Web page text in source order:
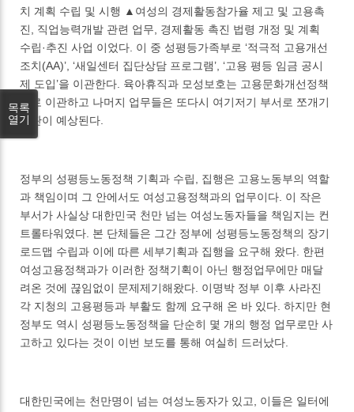
치 계획 수립 및 시행 ▲여성의 경제활동참가율 제고 및 고용촉
진, 직업능력개발 관련 업무, 경제활동 촉진 법령 개정 및 계획
수립·추진 사업 이었다. 이 중 성평등가족부로 ‘적극적 고용개선
조치(AA)’, ‘새일센터 집단상담 프로그램’, ‘고용 평등 임금 공시
제 도입’을 이관한다. 육아휴직과 모성보호는 고용문화개선정책
과로 이관하고 나머지 업무들은 또다시 여기저기 부서로 쪼개기
이관이 예상된다.
정부의 성평등노동정책 기획과 수립, 집행은 고용노동부의 역할
과 책임이며 그 안에서도 여성고용정책과의 업무이다. 이 작은
부서가 사실상 대한민국 천만 넘는 여성노동자들을 책임지는 컨
트롤타워였다. 본 단체들은 그간 정부에 성평등노동정책의 장기
로드맵 수립과 이에 따른 세부기획과 집행을 요구해 왔다. 한편
여성고용정책과가 이러한 정책기획이 아닌 행정업무에만 매달
려온 것에 끊임없이 문제제기해왔다. 이명박 정부 이후 사라진
각 지청의 고용평등과 부활도 함께 요구해 온 바 있다. 하지만 현
정부도 역시 성평등노동정책을 단순히 몇 개의 행정 업무로만 사
고하고 있다는 것이 이번 보도를 통해 여실히 드러났다.
대한민국에는 천만명이 넘는 여성노동자가 있고, 이들은 일터에
목록
열기